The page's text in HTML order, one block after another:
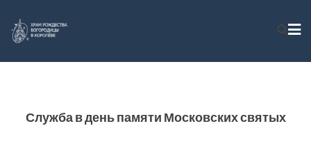
Служба в день памяти Московских святых